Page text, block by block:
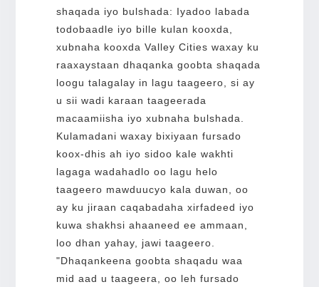
shaqada iyo bulshada: Iyadoo labada
todobaadle iyo bille kulan kooxda,
xubnaha kooxda Valley Cities waxay ku
raaxaystaan dhaqanka goobta shaqada
loogu talagalay in lagu taageero, si ay
u sii wadi karaan taageerada
macaamiisha iyo xubnaha bulshada.
Kulamadani waxay bixiyaan fursado
koox-dhis ah iyo sidoo kale wakhti
lagaga wadahadlo oo lagu helo
taageero mawduucyo kala duwan, oo
ay ku jiraan caqabadaha xirfadeed iyo
kuwa shakhsi ahaaneed ee ammaan,
loo dhan yahay, jawi taageero.
"Dhaqankeena goobta shaqadu waa
mid aad u taageera, oo leh fursado